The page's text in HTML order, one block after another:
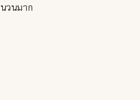
วนมาก